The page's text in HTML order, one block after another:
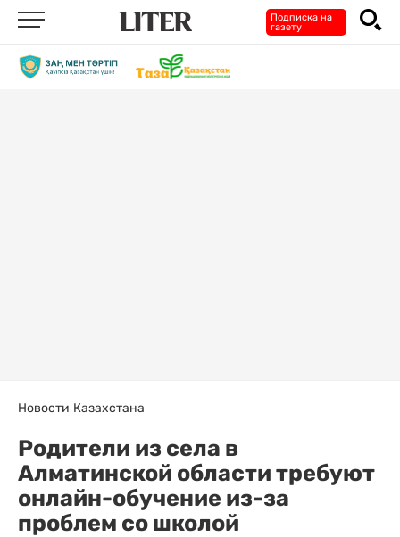
Подписка на
газету
Новости Казахстана
Родители из села в
Алматинской области требуют
онлайн-обучение из-за
проблем со школой